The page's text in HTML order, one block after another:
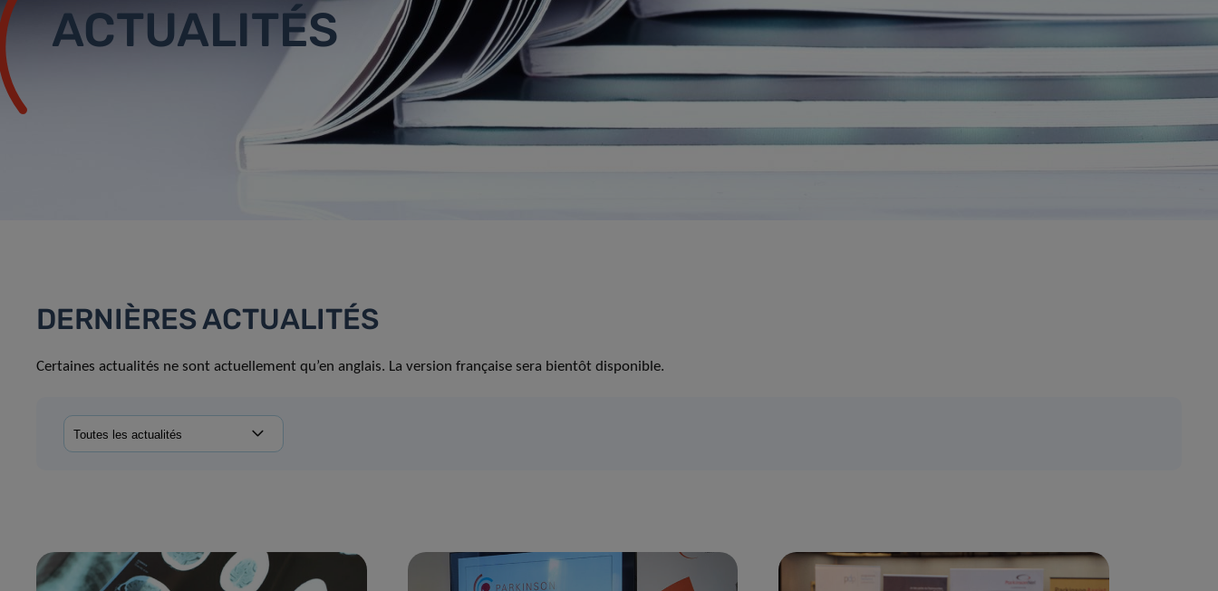
ACTUALITÉS
DERNIÈRES ACTUALITÉS
Certaines actualités ne sont actuellement qu’en anglais. La version française sera bientôt disponible.